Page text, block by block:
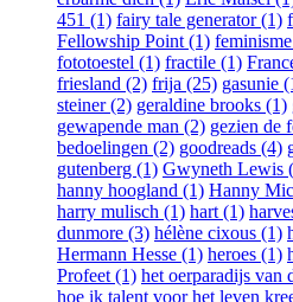
451 (1) fairy tale generator (1)
Fellowship Point (1)
fototoestel (1) fractile (1)
friesland (2) frija (25) gasunie
steiner (2) geraldine brooks (1)
gewapende man (2) gezien de
bedoelingen (2) goodreads (4)
gutenberg (1) Gwyneth Lewis
hanny hoogland (1) Hanny
harry mulisch (1) hart (1)
dunmore (3) hélène cixous (1)
Hermann Hesse (1) heroes (1)
Profeet (1) het oerparadijs van
hoe ik talent voor het leven